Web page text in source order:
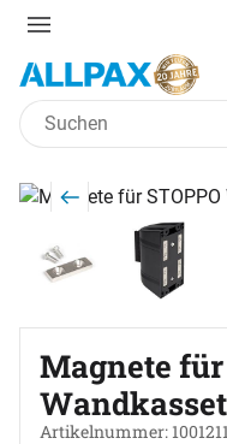
Menu
Zum Hauptinhalt
Produktgalerie
Zur Kaufbox
Magnete für
Artikelnummer: